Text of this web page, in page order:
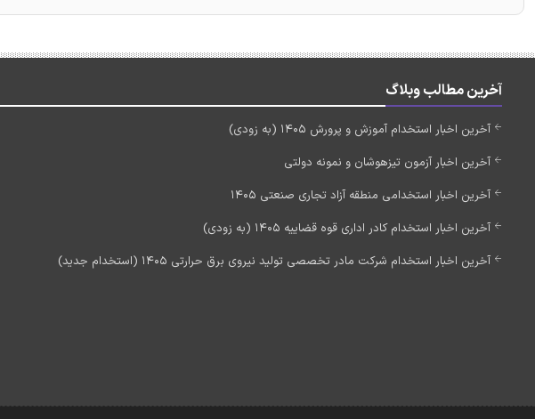
آخرین مطالب وبلاگ
آخرین اخبار استخدام آموزش و پرورش 1405 (به زودی)
آخرین اخبار آزمون تیزهوشان و نمونه دولتی
آخرین اخبار استخدامی منطقه آزاد تجاری صنعتی 1405
آخرین اخبار استخدام کادر اداری قوه قضاییه 1405 (به زودی)
آخرین اخبار استخدام شرکت مادر تخصصی تولید نیروی برق حرارتی 1405 (استخدام جدید)